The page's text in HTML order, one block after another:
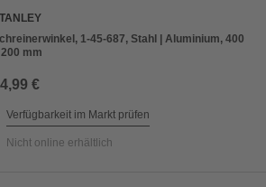
1-45-687, Stahl | Aluminium, 400
mm
€
Verfügbarkeit im Markt prüfen
Nicht online erhältlich